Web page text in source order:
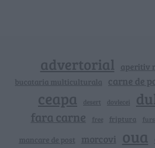
advertorial aperitiv
bucataria multiculturala carne de
ceapa desert dovlecei
fara carne free friptura
mancare de post morcovi oua